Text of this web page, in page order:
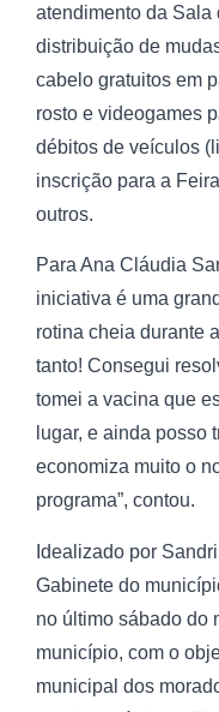
atendimento da Sala
distribuição de
cabelo gratuitos em
rosto e videogames
débitos de veículos
inscrição para a
outros.
Para Ana Cláudia
iniciativa é uma
rotina cheia durante
tanto! Consegui
tomei a vacina que
lugar, e ainda posso
economiza muito o
programa”, contou.
Idealizado por
Gabinete do
no último sábado do
município, com o
municipal dos